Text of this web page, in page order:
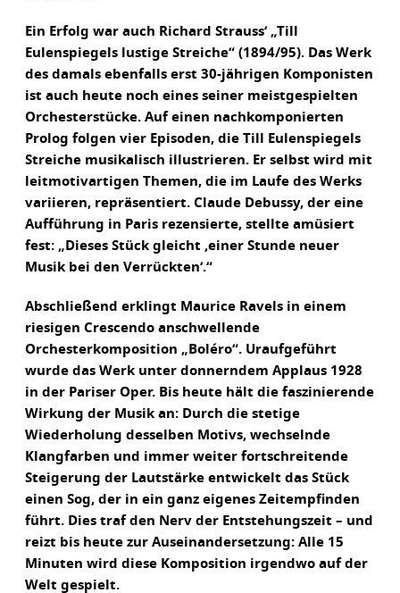
Ein Erfolg war auch Richard Strauss‘ „Till
Eulenspiegels lustige Streiche“ (1894/95). Das Werk
des damals ebenfalls erst 30-jährigen Komponisten
ist auch heute noch eines seiner meistgespielten
Orchesterstücke. Auf einen nachkomponierten
Prolog folgen vier Episoden, die Till Eulenspiegels
Streiche musikalisch illustrieren. Er selbst wird mit
leitmotivartigen Themen, die im Laufe des Werks
variieren, repräsentiert. Claude Debussy, der eine
Aufführung in Paris rezensierte, stellte amüsiert
fest: „Dieses Stück gleicht ‚einer Stunde neuer
Musik bei den Verrückten‘.“
Abschließend erklingt Maurice Ravels in einem
riesigen Crescendo anschwellende
Orchesterkomposition „Boléro“. Uraufgeführt
wurde das Werk unter donnerndem Applaus 1928
in der Pariser Oper. Bis heute hält die faszinierende
Wirkung der Musik an: Durch die stetige
Wiederholung desselben Motivs, wechselnde
Klangfarben und immer weiter fortschreitende
Steigerung der Lautstärke entwickelt das Stück
einen Sog, der in ein ganz eigenes Zeitempfinden
führt. Dies traf den Nerv der Entstehungszeit – und
reizt bis heute zur Auseinandersetzung: Alle 15
Minuten wird diese Komposition irgendwo auf der
Welt gespielt.